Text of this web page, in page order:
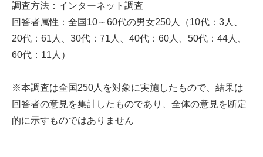
調査方法：インターネット調査
回答者属性：全国10～60代の男女250人（10代：3人、
20代：61人、30代：71人、40代：60人、50代：44人、
60代：11人）
※本調査は全国250人を対象に実施したもので、結果は
回答者の意見を集計したものであり、全体の意見を断定
的に示すものではありません